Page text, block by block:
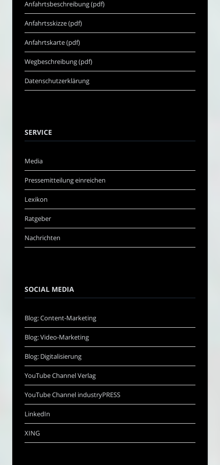
Anfahrtsbeschreibung (pdf)
Anfahrtsskizze (pdf)
Anfahrtskarte (pdf)
Wegbeschreibung (pdf)
Datenschutzerklärung
SERVICE
Media
Pressemitteilung einreichen
Lexikon
Ratgeber
Nachrichten
SOCIAL MEDIA
Blog: Content-Marketing
Blog: Video-Marketing
Blog: Digitalisierung
YouTube Channel Verlag
YouTube Channel industryPRESS
LinkedIn
XING